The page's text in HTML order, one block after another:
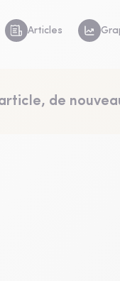
Articles
de